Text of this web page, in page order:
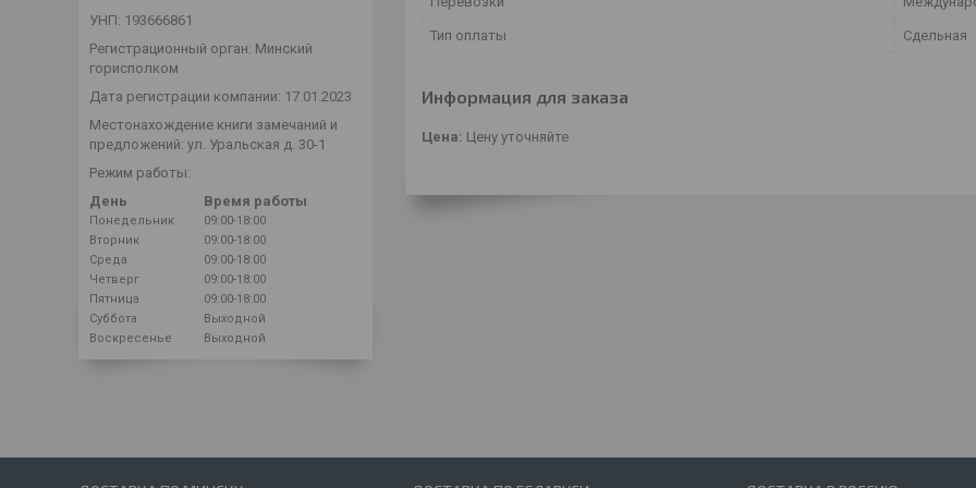
Тип оплаты Сдельная
Информация для заказа
Цена: Цену уточняйте
УНП: 193666861
Регистрационный орган: Минский
горисполком
Дата регистрации компании: 17.01.2023
Местонахождение книги замечаний и
предложений: ул. Уральская д. 30-1
Режим работы:
День
Время работы
Понедельник
09:00-18:00
Вторник
09:00-18:00
Среда
09:00-18:00
Четверг
09:00-18:00
Пятница
09:00-18:00
Суббота
Выходной
Воскресенье
Выходной